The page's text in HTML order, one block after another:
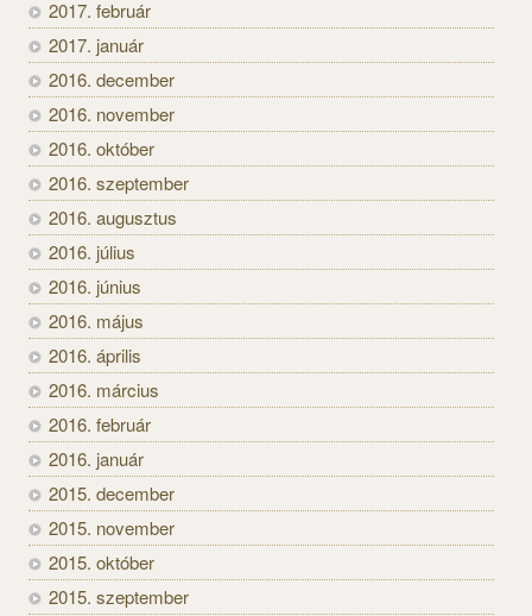
2017. február
2017. január
2016. december
2016. november
2016. október
2016. szeptember
2016. augusztus
2016. július
2016. június
2016. május
2016. április
2016. március
2016. február
2016. január
2015. december
2015. november
2015. október
2015. szeptember